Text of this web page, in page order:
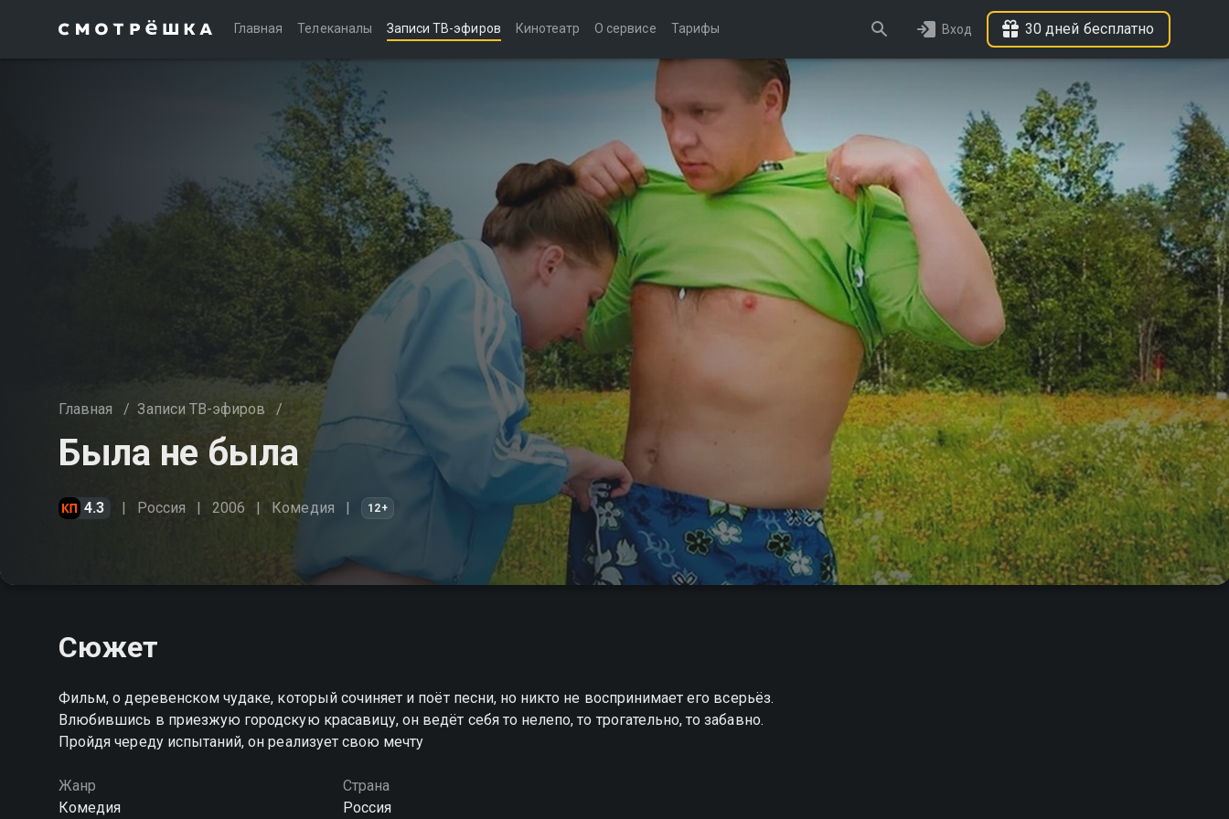
Главная Телеканалы Записи ТВ-эфиров Кинотеатр О сервисе Тарифы Вход 30 дней бесплатно
Главная / Записи ТВ-эфиров /
Была не была
4.3 Россия 2006 Комедия 12+
Сюжет
Фильм, о деревенском чудаке, который сочиняет и поёт песни, но никто не воспринимает его всерьёз.
Влюбившись в приезжую городскую красавицу, он ведёт себя то нелепо, то трогательно, то забавно.
Пройдя череду испытаний, он реализует свою мечту
Жанр
Комедия
Страна
Россия